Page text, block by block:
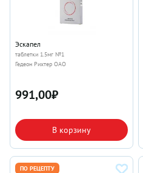
Эскапел
таблетки 1.5мг №1
Гедеон Рихтер ОАО
991,00₽
В корзину
ПО РЕЦЕПТУ